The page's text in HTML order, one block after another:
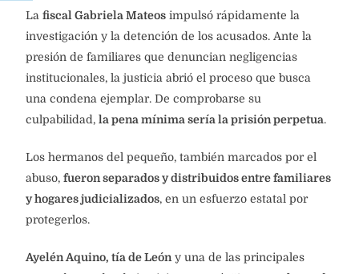
La fiscal Gabriela Mateos impulsó rápidamente la
investigación y la detención de los acusados. Ante la
presión de familiares que denuncian negligencias
institucionales, la justicia abrió el proceso que busca
una condena ejemplar. De comprobarse su
culpabilidad, la pena mínima sería la prisión perpetua.
Los hermanos del pequeño, también marcados por el
abuso, fueron separados y distribuidos entre familiares
y hogares judicializados, en un esfuerzo estatal por
protegerlos.
Ayelén Aquino, tía de León y una de las principales